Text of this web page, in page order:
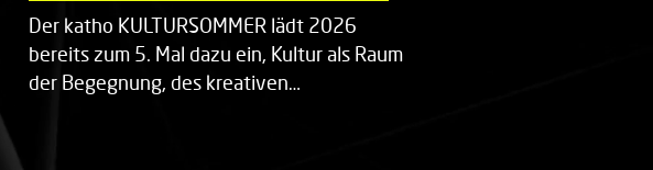
Der katho KULTURSOMMER lädt 2026
bereits zum 5. Mal dazu ein, Kultur als Raum
der Begegnung, des kreativen…